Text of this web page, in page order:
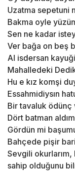
Uzatma sepetuni
Bakma oyle
Sen ne kadar
Ver bağa on beş
Al isdersan
Mahalledeki
Hu e kız komşi
Essahmidiysın
Bir tavaluk
Dört batman
Gördün mi
Bahçede pişir
Sevgili
sahip olduğunu